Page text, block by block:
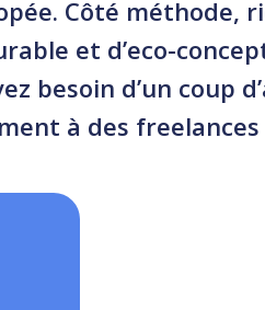
Côté méthode,
et d’eco-
besoin d’un coup
à des